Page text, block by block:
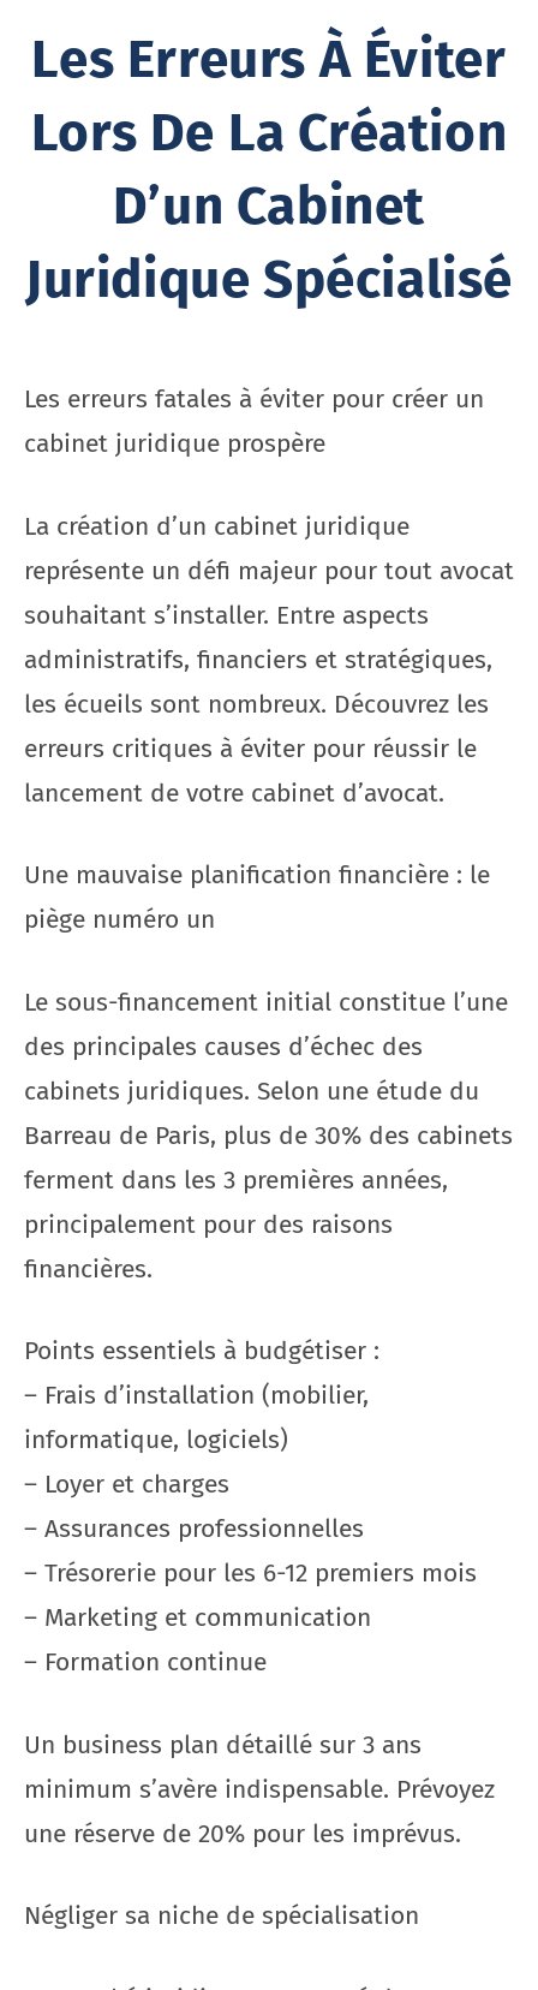
Les Erreurs À Éviter
Lors De La Création
D’un Cabinet
Juridique Spécialisé
Les erreurs fatales à éviter pour créer un
cabinet juridique prospère
La création d’un cabinet juridique
représente un défi majeur pour tout avocat
souhaitant s’installer. Entre aspects
administratifs, financiers et stratégiques,
les écueils sont nombreux. Découvrez les
erreurs critiques à éviter pour réussir le
lancement de votre cabinet d’avocat.
Une mauvaise planification financière : le
piège numéro un
Le sous-financement initial constitue l’une
des principales causes d’échec des
cabinets juridiques. Selon une étude du
Barreau de Paris, plus de 30% des cabinets
ferment dans les 3 premières années,
principalement pour des raisons
financières.
Points essentiels à budgétiser :
– Frais d’installation (mobilier,
informatique, logiciels)
– Loyer et charges
– Assurances professionnelles
– Trésorerie pour les 6-12 premiers mois
– Marketing et communication
– Formation continue
Un business plan détaillé sur 3 ans
minimum s’avère indispensable. Prévoyez
une réserve de 20% pour les imprévus.
Négliger sa niche de spécialisation